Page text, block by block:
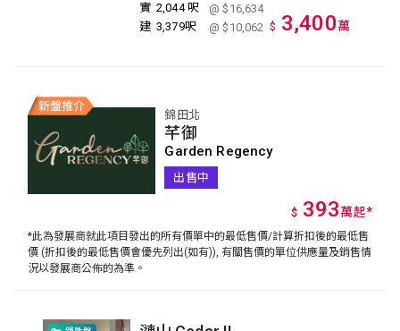
實 2,044 呎
@ $16,634
建 3,379呎 @ $10,062 $ 3,400萬
錦田北
芊御
Garden Regency
出售中
$ 393萬起*
*此為發展商就此項目發出的所有價單中的最低售價/計算折扣後的最低售
價 (折扣後的最低售價會優先列出(如有)), 有關售價的單位供應量及銷售情
況以發展商公佈的為準。